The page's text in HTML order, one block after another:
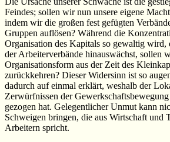
Feindes; sollen wir nun unsere eigene
indem wir die großen fest gefügten
Gruppen auflösen? Während die
Organisation des Kapitals so gewaltig wird,
der Arbeiterverbände hinauswächst, sollen
Organisationsform aus der Zeit des
zurückkehren? Dieser Widersinn ist so
dadurch auf einmal erklärt, weshalb der
Zerwürfnissen der
gezogen hat. Gelegentlicher Unmut kann
Schweigen bringen, die aus Wirtschaft und
Arbeitern spricht.